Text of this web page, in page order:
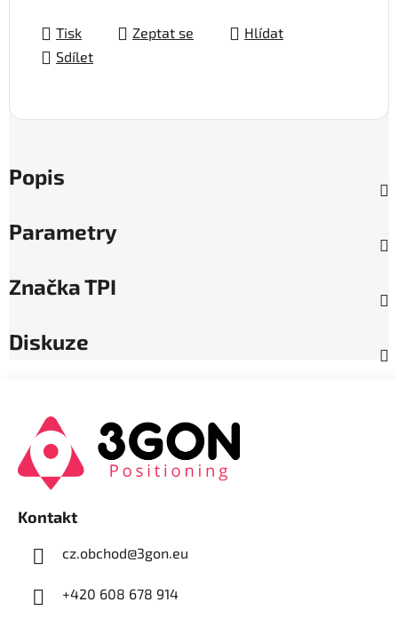
Tisk Zeptat se
Hlídat
Sdílet
Popis
Parametry
ZnačkaTPI
Diskuze
Kontakt
cz.obchod@3gon.eu
+420 608 678 914